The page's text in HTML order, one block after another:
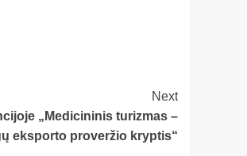
Next
„Medicininis turizmas –
eksporto proveržio kryptis“